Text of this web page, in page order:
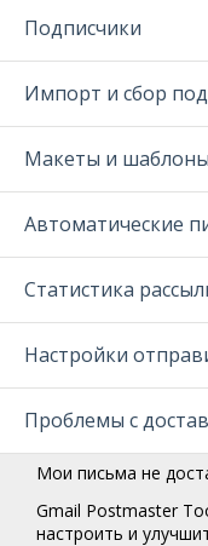
Подписчики
Импорт и сбор
Макеты и
Автоматические
Статистика
Настройки
Проблемы с
Мои письма не
Gmail Postmaster
настроить и